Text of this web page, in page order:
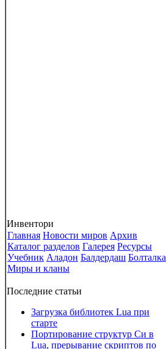
Инвентори
Главная Новости миров Архив
Каталог разделов Галерея Ресурсы
Учебник Аладон Балдердаш Болталка
Миры и кланы
Последние статьи
Загрузка библиотек Lua при
старте
Портирование структур Си в
Lua, прерывание скриптов по